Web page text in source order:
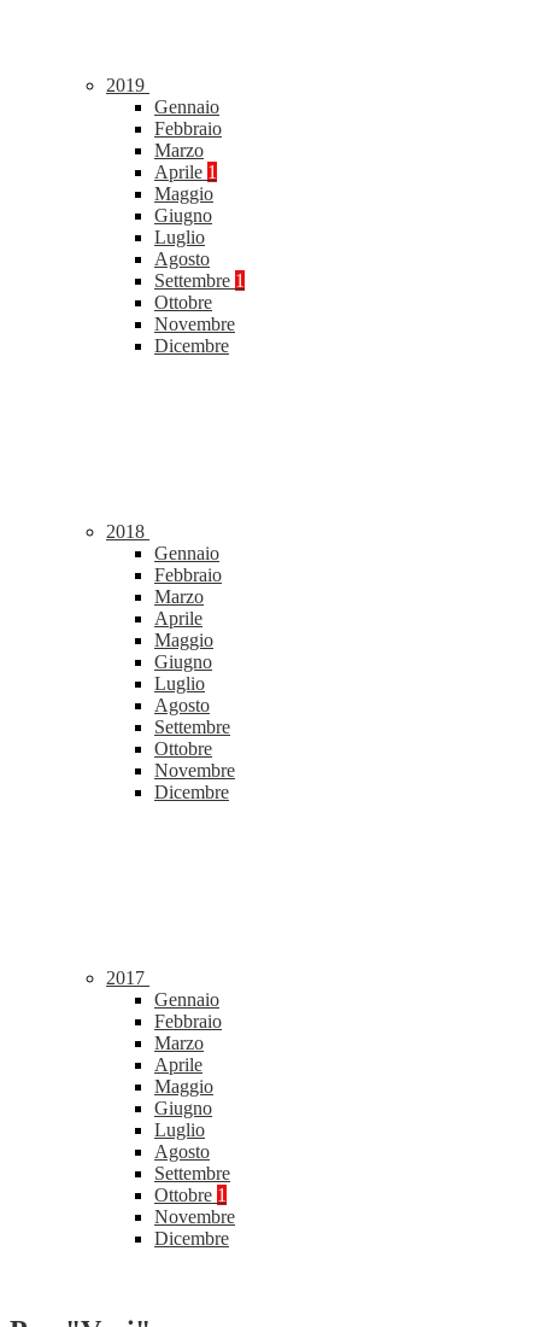
2019
Gennaio
Febbraio
Marzo
Aprile 1
Maggio
Giugno
Luglio
Agosto
Settembre 1
Ottobre
Novembre
Dicembre
2018
Gennaio
Febbraio
Marzo
Aprile
Maggio
Giugno
Luglio
Agosto
Settembre
Ottobre
Novembre
Dicembre
2017
Gennaio
Febbraio
Marzo
Aprile
Maggio
Giugno
Luglio
Agosto
Settembre
Ottobre 1
Novembre
Dicembre